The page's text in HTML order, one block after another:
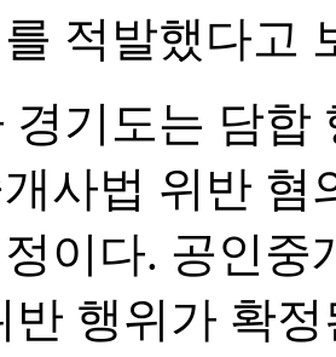
적발했다고
경기도는 담합
사법 위반 혐
이다. 공인중
반 행위가 확